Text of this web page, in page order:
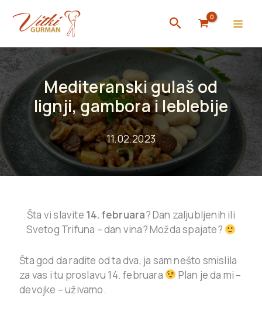
content
Search
Mediteranski gulaš od
lignji, gambora i leblebije
11.02.2023
Šta vi slavite 14. februara? Dan zaljubljenih ili
Svetog Trifuna – dan vina? Možda spajate?
Šta god da radite od ta dva, ja sam nešto smislila
za vas i tu proslavu 14. februara
Plan je da mi –
devojke – uživamo.